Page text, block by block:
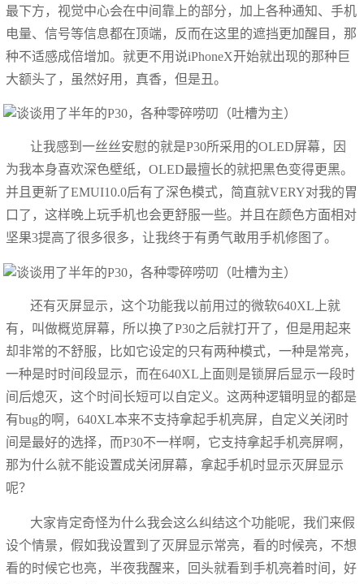
最下方，视觉中心会在中间靠上的部分，加上各种通知、手机
电量、信号等信息都在顶端，反而在这里的遮挡更加醒目，那
种不适感成倍增加。就更不用说iPhoneX开始就出现的那种巨
大额头了，虽然好用，真香，但是丑。
让我感到一丝丝安慰的就是P30所采用的OLED屏幕，因
为我本身喜欢深色壁纸，OLED最擅长的就把黑色变得更黑。
并且更新了EMUI10.0后有了深色模式，简直就VERY对我的胃
口了，这样晚上玩手机也会更舒服一些。并且在颜色方面相对
坚果3提高了很多很多，让我终于有勇气敢用手机修图了。
还有灭屏显示，这个功能我以前用过的微软640XL上就
有，叫做概览屏幕，所以换了P30之后就打开了，但是用起来
却非常的不舒服，比如它设定的只有两种模式，一种是常亮，
一种是时时间段显示，而在640XL上面则是锁屏后显示一段时
间后熄灭，这个时间长短可以自定义。这两种逻辑明显的都是
有bug的啊，640XL本来不支持拿起手机亮屏，自定义关闭时
间是最好的选择，而P30不一样啊，它支持拿起手机亮屏啊，
那为什么就不能设置成关闭屏幕，拿起手机时显示灭屏显示
呢？
大家肯定奇怪为什么我会这么纠结这个功能呢，我们来假
设个情景，假如我设置到了灭屏显示常亮，看的时候亮，不想
看的时候它也亮，半夜我醒来，回头就看到手机亮着时间，好